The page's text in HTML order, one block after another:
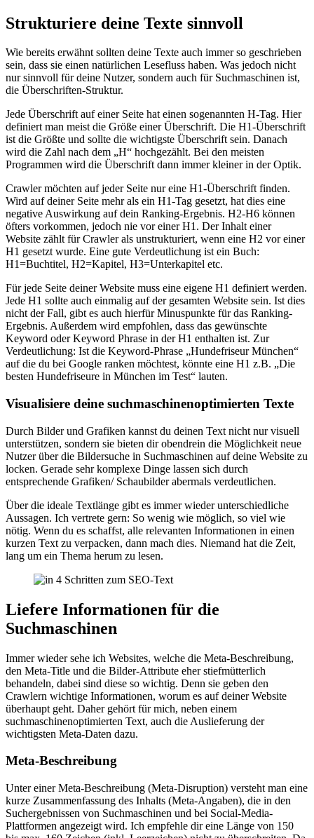
Strukturiere deine Texte sinnvoll
Wie bereits erwähnt sollten deine Texte auch immer so geschrieben
sein, dass sie einen natürlichen Lesefluss haben. Was jedoch nicht
nur sinnvoll für deine Nutzer, sondern auch für Suchmaschinen ist,
die Überschriften-Struktur.
Jede Überschrift auf einer Seite hat einen sogenannten H-Tag. Hier
definiert man meist die Größe einer Überschrift. Die H1-Überschrift
ist die Größte und sollte die wichtigste Überschrift sein. Danach
wird die Zahl nach dem „H“ hochgezählt. Bei den meisten
Programmen wird die Überschrift dann immer kleiner in der Optik.
Crawler möchten auf jeder Seite nur eine H1-Überschrift finden.
Wird auf deiner Seite mehr als ein H1-Tag gesetzt, hat dies eine
negative Auswirkung auf dein Ranking-Ergebnis. H2-H6 können
öfters vorkommen, jedoch nie vor einer H1. Der Inhalt einer
Website zählt für Crawler als unstrukturiert, wenn eine H2 vor einer
H1 gesetzt wurde. Eine gute Verdeutlichung ist ein Buch:
H1=Buchtitel, H2=Kapitel, H3=Unterkapitel etc.
Für jede Seite deiner Website muss eine eigene H1 definiert werden.
Jede H1 sollte auch einmalig auf der gesamten Website sein. Ist dies
nicht der Fall, gibt es auch hierfür Minuspunkte für das Ranking-
Ergebnis. Außerdem wird empfohlen, dass das gewünschte
Keyword oder Keyword Phrase in der H1 enthalten ist. Zur
Verdeutlichung: Ist die Keyword-Phrase „Hundefriseur München“
auf die du bei Google ranken möchtest, könnte eine H1 z.B. „Die
besten Hundefriseure in München im Test“ lauten.
Visualisiere deine suchmaschinenoptimierten Texte
Durch Bilder und Grafiken kannst du deinen Text nicht nur visuell
unterstützen, sondern sie bieten dir obendrein die Möglichkeit neue
Nutzer über die Bildersuche in Suchmaschinen auf deine Website zu
locken. Gerade sehr komplexe Dinge lassen sich durch
entsprechende Grafiken/ Schaubilder abermals verdeutlichen.
Über die ideale Textlänge gibt es immer wieder unterschiedliche
Aussagen. Ich vertrete gern: So wenig wie möglich, so viel wie
nötig. Wenn du es schaffst, alle relevanten Informationen in einen
kurzen Text zu verpacken, dann mach dies. Niemand hat die Zeit,
lang um ein Thema herum zu lesen.
Liefere Informationen für die
Suchmaschinen
Immer wieder sehe ich Websites, welche die Meta-Beschreibung,
den Meta-Title und die Bilder-Attribute eher stiefmütterlich
behandeln, dabei sind diese so wichtig. Denn sie geben den
Crawlern wichtige Informationen, worum es auf deiner Website
überhaupt geht. Daher gehört für mich, neben einem
suchmaschinenoptimierten Text, auch die Auslieferung der
wichtigsten Meta-Daten dazu.
Meta-Beschreibung
Unter einer Meta-Beschreibung (Meta-Disruption) versteht man eine
kurze Zusammenfassung des Inhalts (Meta-Angaben), die in den
Suchergebnissen von Suchmaschinen und bei Social-Media-
Plattformen angezeigt wird. Ich empfehle dir eine Länge von 150